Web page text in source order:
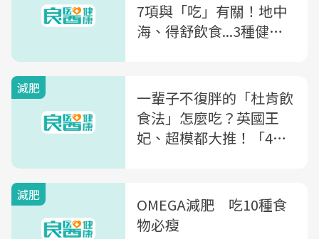
7項與「吃」有關！地中
海、得舒飲食...3種健康
減肥
一輩子不復胖的「杜肯飲
食法」怎麼吃？英國王
妃、超模都大推！「4階
減肥
OMEGA減肥 吃10種食
物必瘦